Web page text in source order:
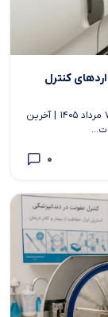
کنترل
نویسنده: تیم تخصصی محتوای مدطب تاریخ انتشار: ۷ مرداد ۱۴۰۵ | آخرین
0